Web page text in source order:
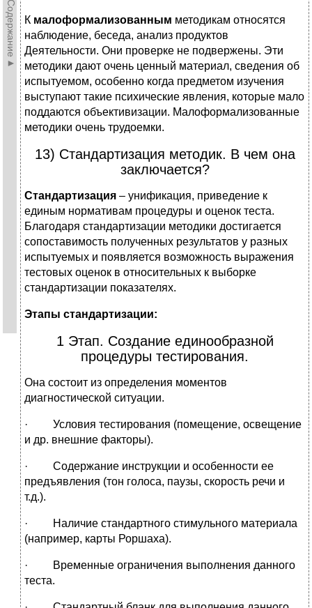
►Содержание► К малоформализованным методикам относятся
наблюдение, беседа, анализ продуктов
Деятельности. Они проверке не подвержены. Эти
методики дают очень ценный материал, сведения об
испытуемом, особенно когда предметом изучения
выступают такие психические явления, которые мало
поддаются объективизации. Малоформализованные
методики очень трудоемки.
13) Стандартизация методик. В чем она
заключается?
Стандартизация – унификация, приведение к
единым нормативам процедуры и оценок теста.
Благодаря стандартизации методики достигается
сопоставимость полученных результатов у разных
испытуемых и появляется возможность выражения
тестовых оценок в относительных к выборке
стандартизации показателях.
Этапы стандартизации:
1 Этап. Создание единообразной
процедуры тестирования.
Она состоит из определения моментов
диагностической ситуации.
· Условия тестирования (помещение, освещение
и др. внешние факторы).
· Содержание инструкции и особенности ее
предъявления (тон голоса, паузы, скорость речи и
т.д.).
· Наличие стандартного стимульного материала
(например, карты Роршаха).
· Временные ограничения выполнения данного
теста.